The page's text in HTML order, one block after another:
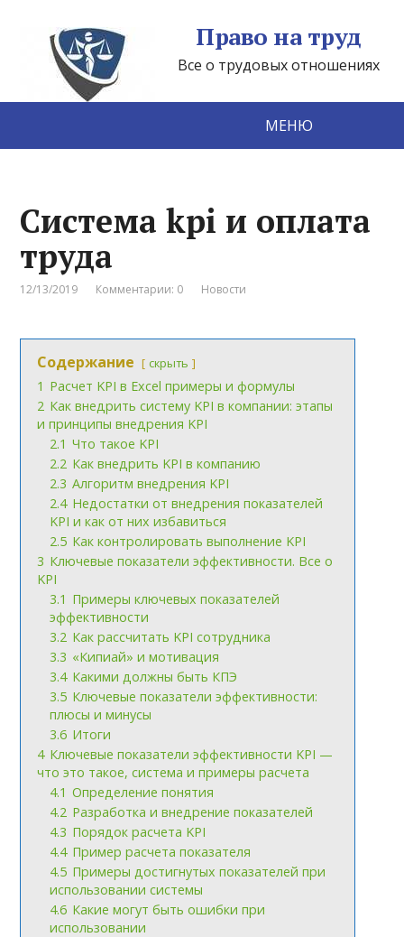
Право на труд
Все о трудовых отношениях
МЕНЮ
Cистема kpi и оплата
труда
12/13/2019 Комментарии: 0 Новости
Содержание скрыть
1 Расчет KPI в Excel примеры и формулы
2 Как внедрить систему KPI в компании: этапы
и принципы внедрения KPI
2.1 Что такое KPI
2.2 Как внедрить KPI в компанию
2.3 Алгоритм внедрения KPI
2.4 Недостатки от внедрения показателей
KPI и как от них избавиться
2.5 Как контролировать выполнение KPI
3 Ключевые показатели эффективности. Все о
KPI
3.1 Примеры ключевых показателей
эффективности
3.2 Как рассчитать KPI сотрудника
3.3 «Кипиай» и мотивация
3.4 Какими должны быть КПЭ
3.5 Ключевые показатели эффективности:
плюсы и минусы
3.6 Итоги
4 Ключевые показатели эффективности KPI —
что это такое, система и примеры расчета
4.1 Определение понятия
4.2 Разработка и внедрение показателей
4.3 Порядок расчета KPI
4.4 Пример расчета показателя
4.5 Примеры достигнутых показателей при
использовании системы
4.6 Какие могут быть ошибки при
использовании